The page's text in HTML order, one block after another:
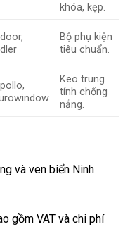
khóa, kẹp.
Bộ phụ kiện
tiêu chuẩn.
Keo trung
tính chống
nắng.
và ven biển Ninh
gồm VAT và chi phí